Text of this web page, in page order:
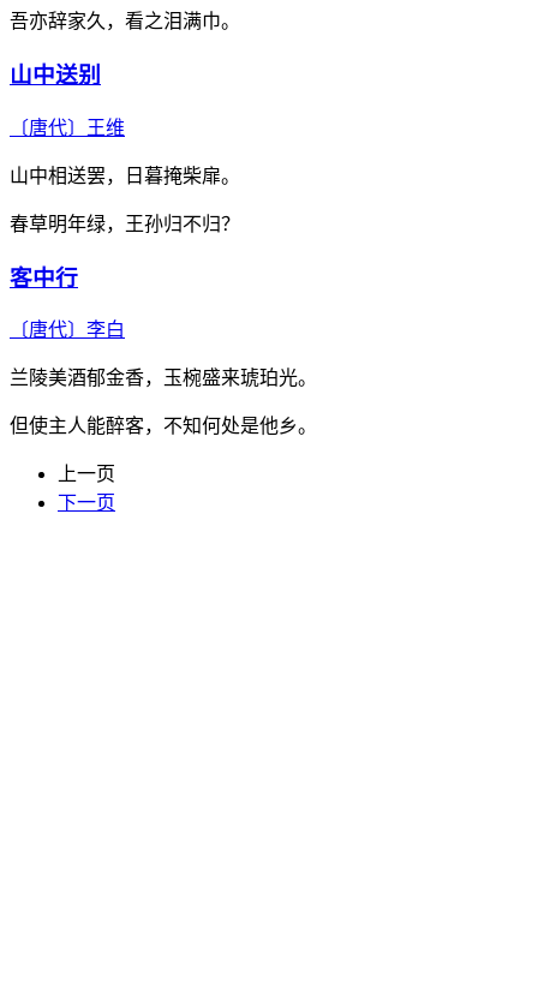
吾亦辞家久，看之泪满巾。
山中送别
〔唐代〕 王维
山中相送罢，日暮掩柴扉。
春草明年绿，王孙归不归？
客中行
〔唐代〕 李白
兰陵美酒郁金香，玉椀盛来琥珀光。
但使主人能醉客，不知何处是他乡。
上一页
下一页